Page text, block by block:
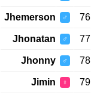
76
♂
Jhemerson
77
♂
Jhonatan
78
♂
Jhonny
79
♀
Jimin